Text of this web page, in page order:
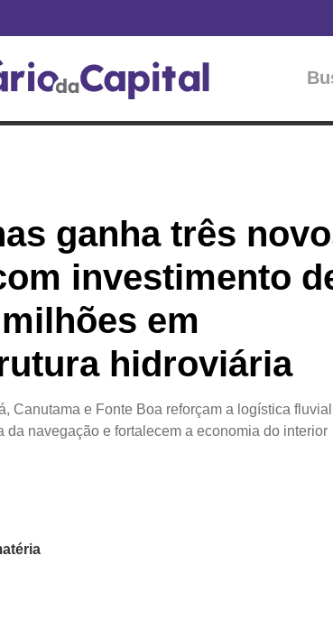
ganha três
investimento
em
hidroviária
Canutama e Fonte Boa reforçam a logística
da navegação e fortalecem a economia do interior